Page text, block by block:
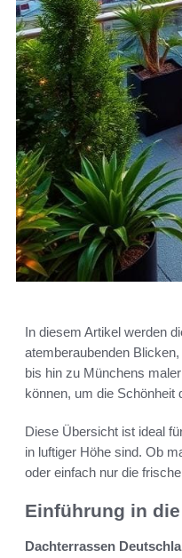
In diesem Artikel werden
atemberaubenden
bis hin zu Münchens
können, um die Schönheit
Diese Übersicht ist ideal
in luftiger Höhe sind. Ob
oder einfach nur die
Einführung in
Dachterrassen